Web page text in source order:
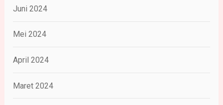
Juni 2024
Mei 2024
April 2024
Maret 2024